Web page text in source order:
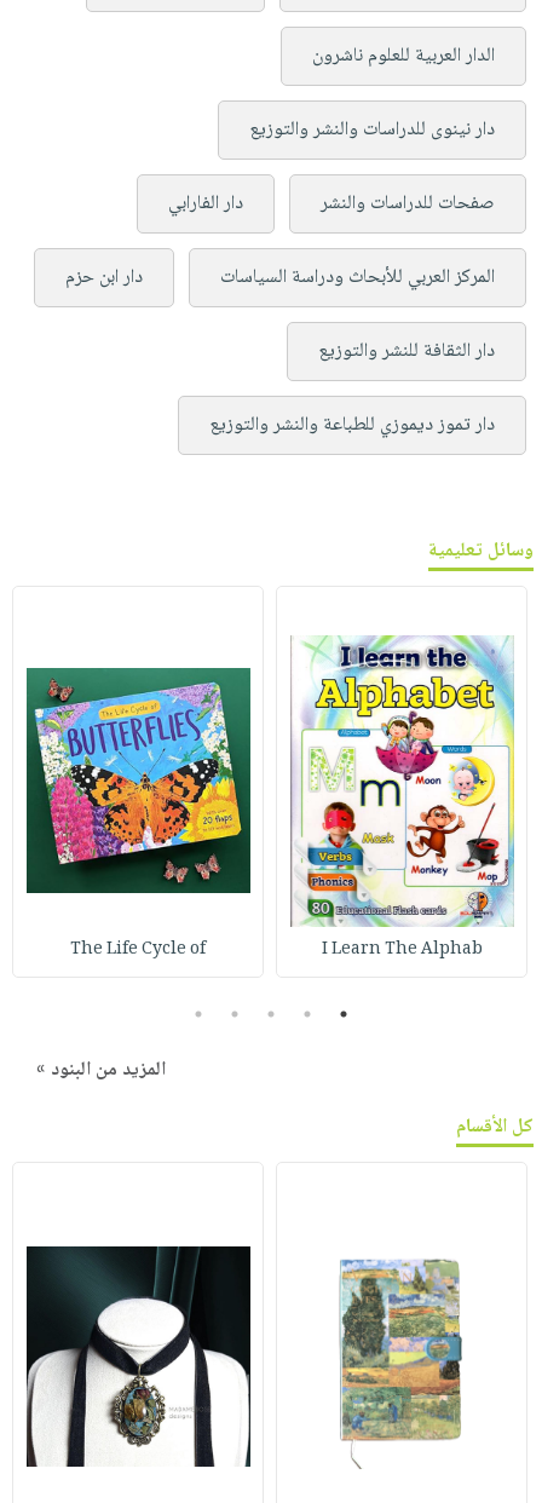
الدار العربية للعلوم ناشرون
دار نينوى للدراسات والنشر والتوزيع
صفحات للدراسات والنشر دار الفارابي
المركز العربي للأبحاث ودراسة السياسات دار ابن حزم
دار الثقافة للنشر والتوزيع
دار تموز ديموزي للطباعة والنشر والتوزيع
وسائل تعليمية
I Learn The Alphab
The Life Cycle of
1
2
3
4
5
المزيد من البنود »
كل الأقسام